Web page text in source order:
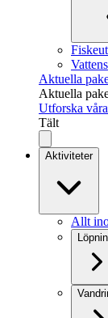
Aktuella
Aktuella
Utforska
Tält
Aktiviteter
Allt